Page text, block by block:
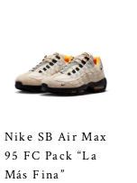
Nike SB Air Max
95 FC Pack “La
Más Fina”